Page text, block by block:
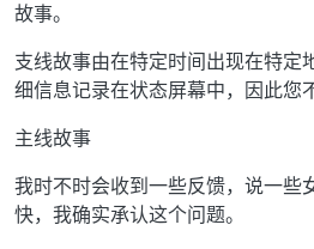
故事。
支线故事由在特定时间出现在特定
细信息记录在状态屏幕中，因此您
主线故事
我时不时会收到一些反馈，说一些
快，我确实承认这个问题。